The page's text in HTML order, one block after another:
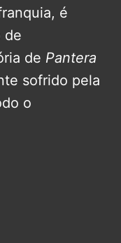
é
de
de Pantera
sofrido pela
o